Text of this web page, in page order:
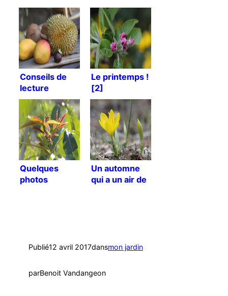
Conseils de
lecture
Le printemps !
[2]
Quelques
photos
Un automne
qui a un air de
Publié12 avril 2017dansmon jardin
parBenoit Vandangeon